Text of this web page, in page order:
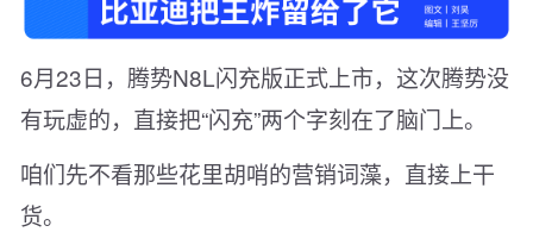
6月23日，腾势N8L闪充版正式上市，这次腾势没
有玩虚的，直接把“闪充”两个字刻在了脑门上。
咱们先不看那些花里胡哨的营销词藻，直接上干
货。